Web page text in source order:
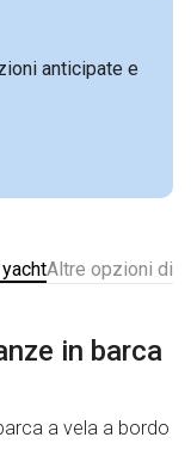
anticipate e
Altre opzioni di
in barca
a vela a bordo